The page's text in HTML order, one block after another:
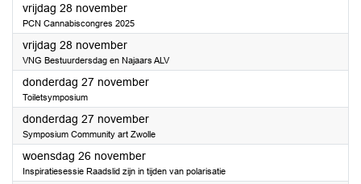
vrijdag 28 november2025
PCN Cannabiscongres 2025
vrijdag 28 november2025
VNG Bestuurdersdag en Najaars ALV
donderdag 27 november2025
Toiletsymposium
donderdag 27 november2025
Symposium Community art Zwolle
woensdag 26 november2025
Inspiratiesessie Raadslid zijn in tijden van polarisatie